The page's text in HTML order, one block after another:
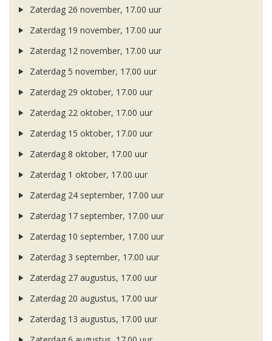
Zaterdag 26 november, 17.00 uur
Zaterdag 19 november, 17.00 uur
Zaterdag 12 november, 17.00 uur
Zaterdag 5 november, 17.00 uur
Zaterdag 29 oktober, 17.00 uur
Zaterdag 22 oktober, 17.00 uur
Zaterdag 15 oktober, 17.00 uur
Zaterdag 8 oktober, 17.00 uur
Zaterdag 1 oktober, 17.00 uur
Zaterdag 24 september, 17.00 uur
Zaterdag 17 september, 17.00 uur
Zaterdag 10 september, 17.00 uur
Zaterdag 3 september, 17.00 uur
Zaterdag 27 augustus, 17.00 uur
Zaterdag 20 augustus, 17.00 uur
Zaterdag 13 augustus, 17.00 uur